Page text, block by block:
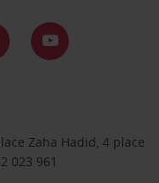
Zaha Hadid, 4 place
023 961